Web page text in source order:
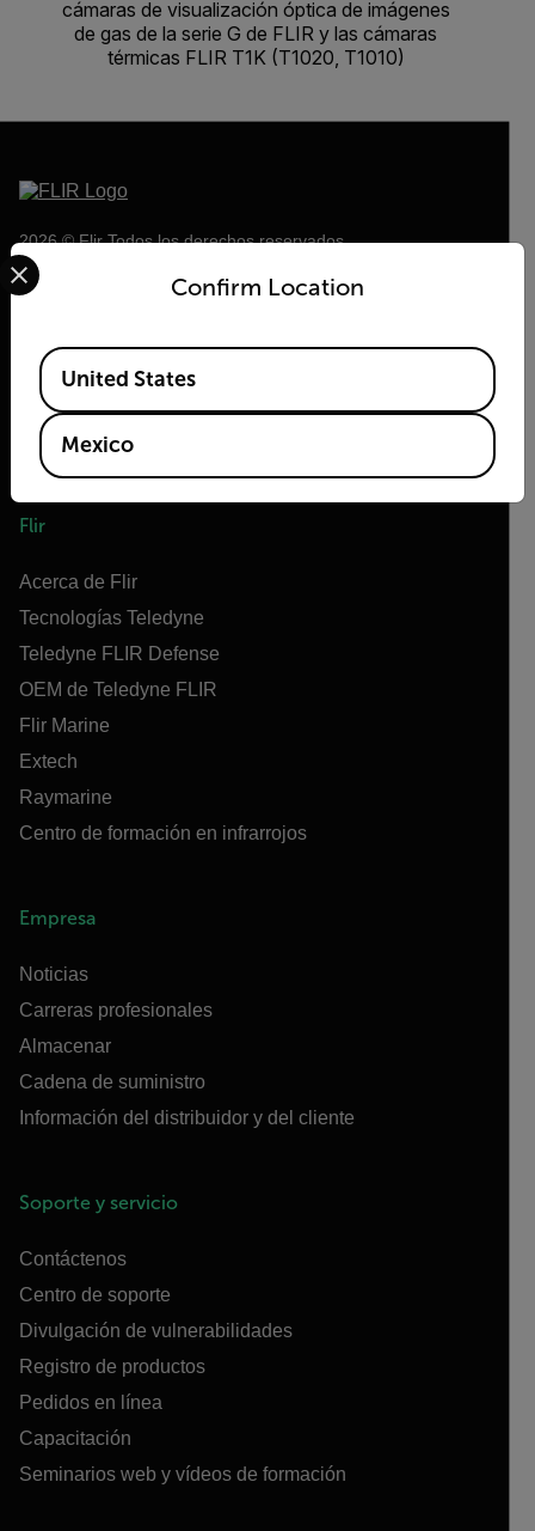
cámaras de visualización óptica de imágenes
de gas de la serie G de FLIR y las cámaras
térmicas FLIR T1K (T1020, T1010)
2026 © Flir Todos los derechos reservados.
Flir
Acerca de Flir
Tecnologías Teledyne
Teledyne FLIR Defense
OEM de Teledyne FLIR
Flir Marine
Extech
Raymarine
Centro de formación en infrarrojos
Empresa
Noticias
Carreras profesionales
Almacenar
Cadena de suministro
Información del distribuidor y del cliente
Soporte y servicio
Contáctenos
Centro de soporte
Divulgación de vulnerabilidades
Registro de productos
Pedidos en línea
Capacitación
Seminarios web y vídeos de formación
Confirm Location
Select your preferred country and language from the
Available Locations
United States
Mexico